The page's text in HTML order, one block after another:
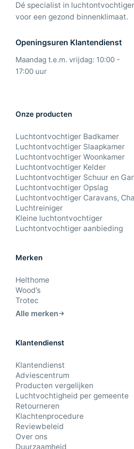
Dé specialist in
voor een gezond binnenklimaat.
Openingsuren Klantendienst
Maandag t.e.m. vrijdag: 10:00 -
17:00 uur
Onze producten
Luchtontvochtiger Badkamer
Luchtontvochtiger Slaapkamer
Luchtontvochtiger Woonkamer
Luchtontvochtiger Kelder
Luchtontvochtiger Schuur en
Luchtontvochtiger Opslag
Luchtontvochtiger Caravans,
Luchtreiniger
Kleine luchtontvochtiger
Luchtontvochtiger aanbieding
Merken
Helthome
Wood’s
Trotec
Alle merken
Klantendienst
Klantendienst
Adviescentrum
Producten vergelijken
Luchtvochtigheid per gemeente
Retourneren
Klachtenprocedure
Reviewbeleid
Over ons
Duurzaamheid
9,4/10
Beoordeling: Uitstekend
43 beoordelingen
Hij maakt weinig geluid, doet wat hij
relatief snel.
Lucas · Amsterdam